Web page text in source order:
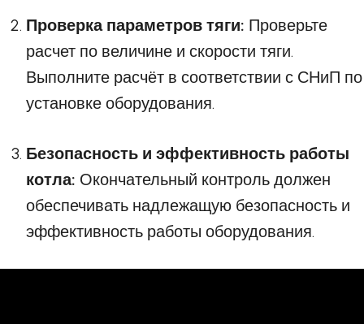
Проверка параметров тяги: Проверьте
расчет по величине и скорости тяги.
Выполните расчёт в соответствии с СНиП по
установке оборудования.
Безопасность и эффективность работы
котла: Окончательный контроль должен
обеспечивать надлежащую безопасность и
эффективность работы оборудования.